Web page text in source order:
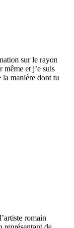
sur le rayon
et j’e suis
manière dont tu
romain